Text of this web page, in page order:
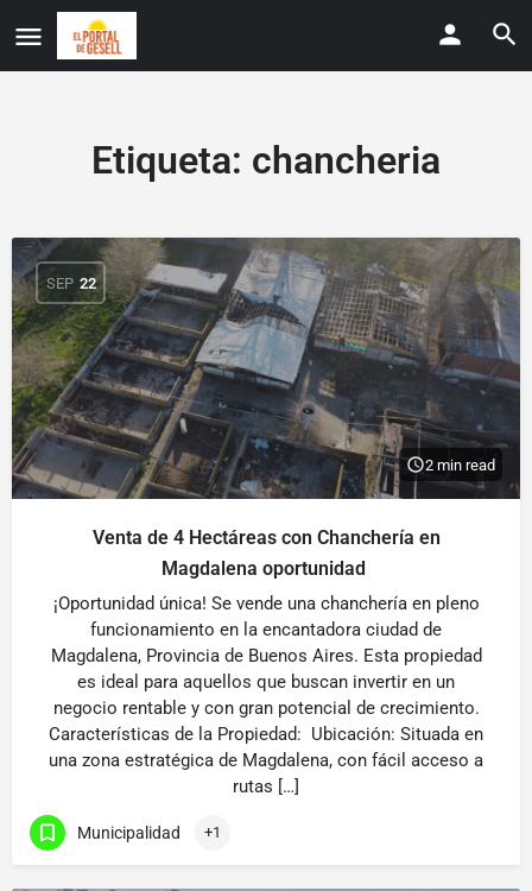
Etiqueta: chancheria
SEP 22
2 min read
Venta de 4 Hectáreas con Chanchería en
Magdalena oportunidad
¡Oportunidad única! Se vende una chanchería en pleno
funcionamiento en la encantadora ciudad de
Magdalena, Provincia de Buenos Aires. Esta propiedad
es ideal para aquellos que buscan invertir en un
negocio rentable y con gran potencial de crecimiento.
Características de la Propiedad: Ubicación: Situada en
una zona estratégica de Magdalena, con fácil acceso a
rutas […]
Municipalidad +1